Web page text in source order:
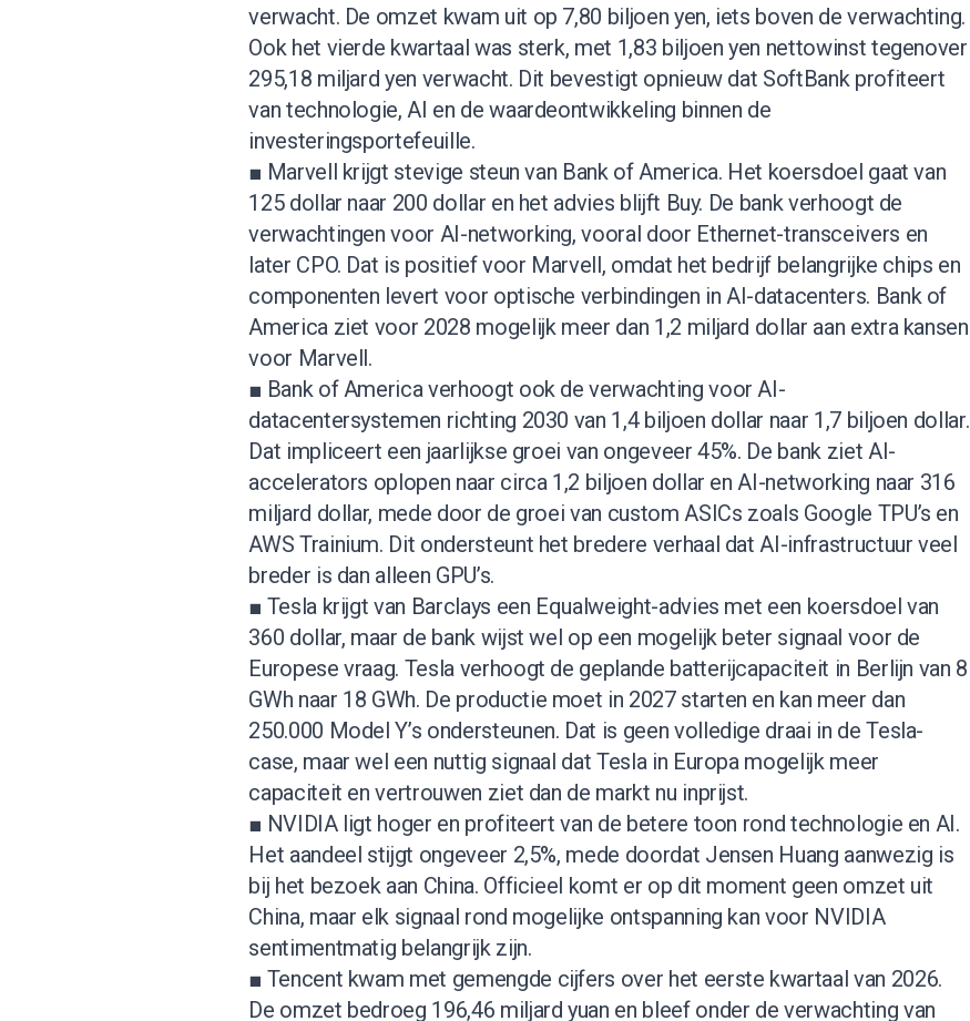
verwacht. De omzet kwam uit op 7,80 biljoen yen, iets boven de verwachting.
Ook het vierde kwartaal was sterk, met 1,83 biljoen yen nettowinst tegenover
295,18 miljard yen verwacht. Dit bevestigt opnieuw dat SoftBank profiteert
van technologie, AI en de waardeontwikkeling binnen de
investeringsportefeuille.
■ Marvell krijgt stevige steun van Bank of America. Het koersdoel gaat van
125 dollar naar 200 dollar en het advies blijft Buy. De bank verhoogt de
verwachtingen voor AI-networking, vooral door Ethernet-transceivers en
later CPO. Dat is positief voor Marvell, omdat het bedrijf belangrijke chips en
componenten levert voor optische verbindingen in AI-datacenters. Bank of
America ziet voor 2028 mogelijk meer dan 1,2 miljard dollar aan extra kansen
voor Marvell.
■ Bank of America verhoogt ook de verwachting voor AI-
datacentersystemen richting 2030 van 1,4 biljoen dollar naar 1,7 biljoen dollar.
Dat impliceert een jaarlijkse groei van ongeveer 45%. De bank ziet AI-
accelerators oplopen naar circa 1,2 biljoen dollar en AI-networking naar 316
miljard dollar, mede door de groei van custom ASICs zoals Google TPU’s en
AWS Trainium. Dit ondersteunt het bredere verhaal dat AI-infrastructuur veel
breder is dan alleen GPU’s.
■ Tesla krijgt van Barclays een Equalweight-advies met een koersdoel van
360 dollar, maar de bank wijst wel op een mogelijk beter signaal voor de
Europese vraag. Tesla verhoogt de geplande batterijcapaciteit in Berlijn van 8
GWh naar 18 GWh. De productie moet in 2027 starten en kan meer dan
250.000 Model Y’s ondersteunen. Dat is geen volledige draai in de Tesla-
case, maar wel een nuttig signaal dat Tesla in Europa mogelijk meer
capaciteit en vertrouwen ziet dan de markt nu inprijst.
■ NVIDIA ligt hoger en profiteert van de betere toon rond technologie en AI.
Het aandeel stijgt ongeveer 2,5%, mede doordat Jensen Huang aanwezig is
bij het bezoek aan China. Officieel komt er op dit moment geen omzet uit
China, maar elk signaal rond mogelijke ontspanning kan voor NVIDIA
sentimentmatig belangrijk zijn.
■ Tencent kwam met gemengde cijfers over het eerste kwartaal van 2026.
De omzet bedroeg 196,46 miljard yuan en bleef onder de verwachting van